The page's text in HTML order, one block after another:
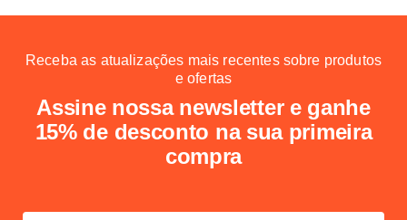
Receba as atualizações mais recentes sobre produtos
e ofertas
Assine nossa newsletter e ganhe
15% de desconto na sua primeira
compra